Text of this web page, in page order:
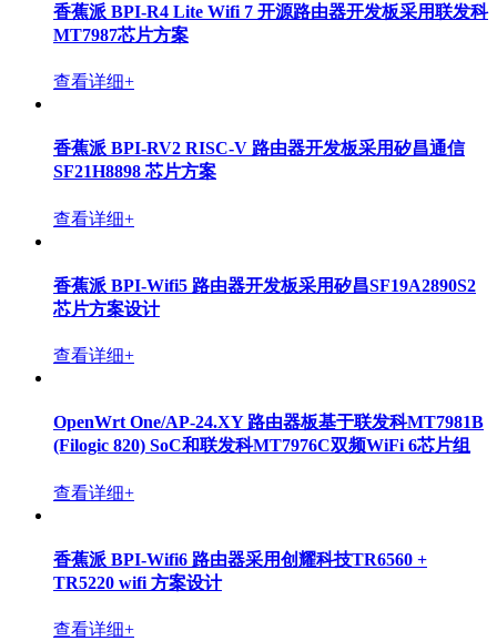
香蕉派 BPI-R4 Lite Wifi 7 开源路由器开发板采用联发科
MT7987芯片方案
查看详细+
香蕉派 BPI-RV2 RISC-V 路由器开发板采用矽昌通信
SF21H8898 芯片方案
查看详细+
香蕉派 BPI-Wifi5 路由器开发板采用矽昌SF19A2890S2
芯片方案设计
查看详细+
OpenWrt One/AP-24.XY 路由器板基于联发科MT7981B
(Filogic 820) SoC和联发科MT7976C双频WiFi 6芯片组
查看详细+
香蕉派 BPI-Wifi6 路由器采用创耀科技TR6560 +
TR5220 wifi 方案设计
查看详细+